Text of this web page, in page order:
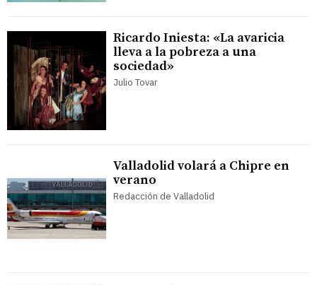
Ricardo Iniesta: «La avaricia
lleva a la pobreza a una
sociedad»
Julio Tovar
Valladolid volará a Chipre en
verano
Redacción de Valladolid